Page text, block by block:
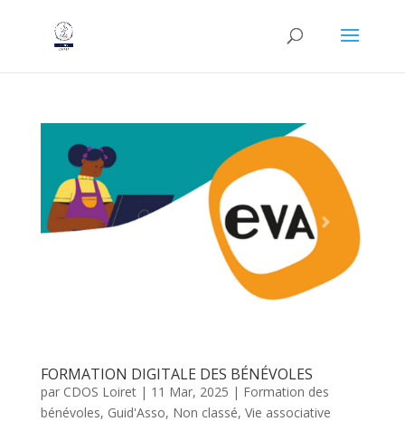
FORMATION DIGITALE DES BÉNÉVOLES
par CDOS Loiret| 11 Mar, 2025 | Formation des
bénévoles, Guid'Asso, Non classé, Vie associative